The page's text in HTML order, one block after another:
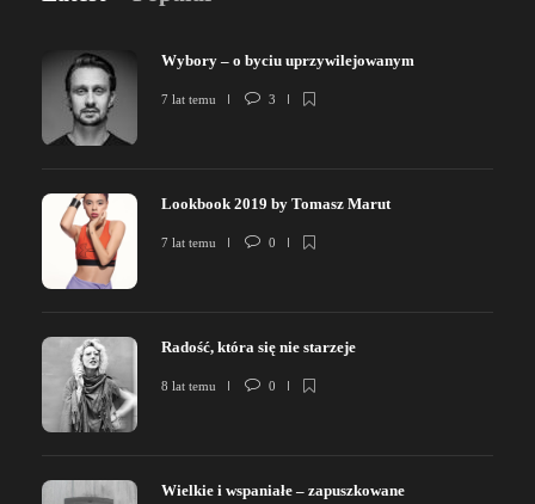
Wybory – o byciu uprzywilejowanym
7 lat temu 3
Lookbook 2019 by Tomasz Marut
7 lat temu 0
Radość, która się nie starzeje
8 lat temu 0
Wielkie i wspaniałe – zapuszkowane